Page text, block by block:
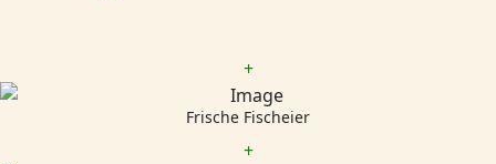
+
Frische Fischeier
+